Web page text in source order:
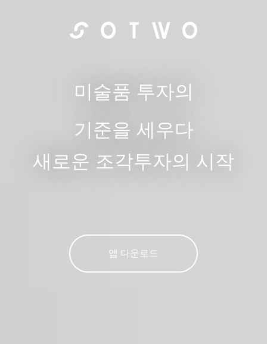
미술품 투자의
기준을 세우다
새로운 조각투자의 시작
앱 다운로드